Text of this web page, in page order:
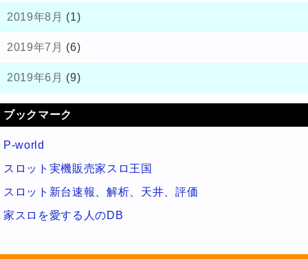
2019年8月 (1)
2019年7月 (6)
2019年6月 (9)
ブックマーク
P-world
スロット実機販売家スロ王国
スロット新台速報、解析、天井、評価
家スロを愛する人のDB